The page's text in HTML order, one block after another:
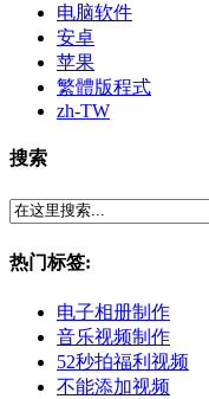
电脑软件
安卓
苹果
繁體版程式
zh-TW
搜索
热门标签:
电子相册制作
音乐视频制作
52秒拍福利视频
不能添加视频